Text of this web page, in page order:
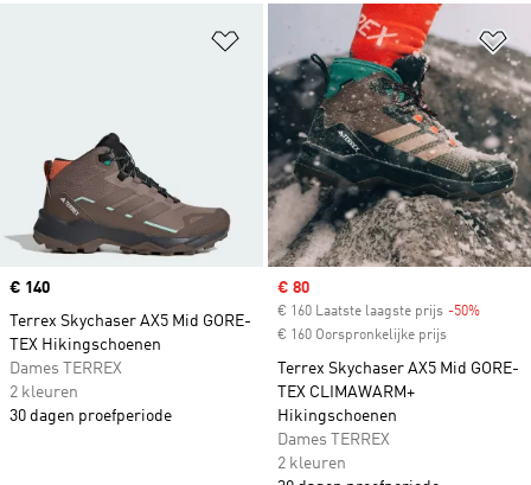
Op verlanglijst zetten
Price
€ 140
Terrex Skychaser AX5 Mid GORE-
TEX Hikingschoenen
Dames TERREX
2 kleuren
30 dagen proefperiode
Sale price
€ 80
€ 160 Laatste laagste prijs -50%
€ 160 Oorspronkelijke prijs
Terrex Skychaser AX5 Mid GORE-
TEX CLIMAWARM+
Hikingschoenen
Dames TERREX
2 kleuren